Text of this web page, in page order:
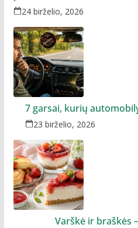
24 birželio, 2026
7 garsai, kurių
23 birželio, 2026
Varškė ir braškės